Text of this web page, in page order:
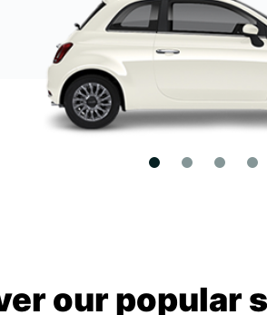
our popular